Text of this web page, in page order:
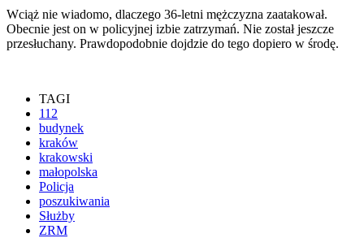
Wciąż nie wiadomo, dlaczego 36-letni mężczyzna zaatakował.
Obecnie jest on w policyjnej izbie zatrzymań. Nie został jeszcze
przesłuchany. Prawdopodobnie dojdzie do tego dopiero w środę.
TAGI
112
budynek
kraków
krakowski
małopolska
Policja
poszukiwania
Służby
ZRM